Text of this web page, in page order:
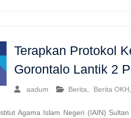
Terapkan Protokol
Gorontalo Lantik 2
aadum Berita Berita OKH
Agama Islam Negeri (IAIN)